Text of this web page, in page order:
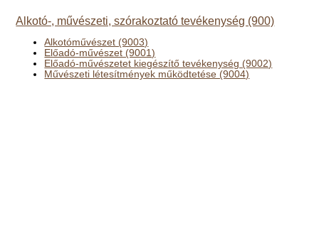
Alkotó-, művészeti, szórakoztató tevékenység (900)
Alkotóművészet (9003)
Előadó-művészet (9001)
Előadó-művészetet kiegészítő tevékenység (9002)
Művészeti létesítmények működtetése (9004)